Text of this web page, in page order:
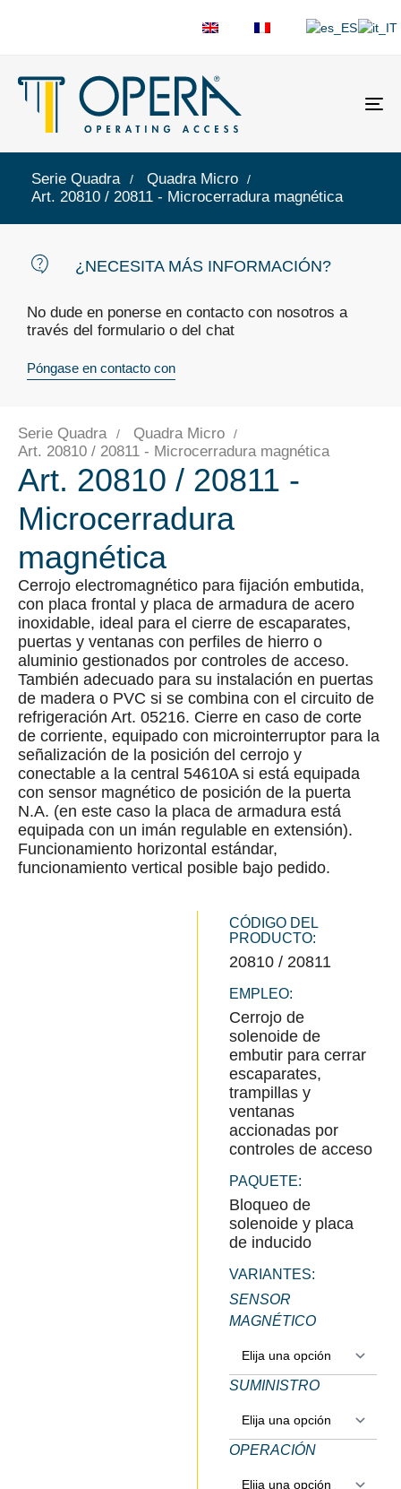
Serie Quadra
Quadra Micro
Art. 20810 / 20811 - Microcerradura magnética
¿NECESITA MÁS INFORMACIÓN?
No dude en ponerse en contacto con nosotros a
través del formulario o del chat
Póngase en contacto con
Serie Quadra
Quadra Micro
Art. 20810 / 20811 - Microcerradura magnética
Art. 20810 / 20811 -
Microcerradura
magnética
Cerrojo electromagnético para fijación embutida,
con placa frontal y placa de armadura de acero
inoxidable, ideal para el cierre de escaparates,
puertas y ventanas con perfiles de hierro o
aluminio gestionados por controles de acceso.
También adecuado para su instalación en puertas
de madera o PVC si se combina con el circuito de
refrigeración Art. 05216. Cierre en caso de corte
de corriente, equipado con microinterruptor para la
señalización de la posición del cerrojo y
conectable a la central 54610A si está equipada
con sensor magnético de posición de la puerta
N.A. (en este caso la placa de armadura está
equipada con un imán regulable en extensión).
Funcionamiento horizontal estándar,
funcionamiento vertical posible bajo pedido.
CÓDIGO DEL
PRODUCTO:
20810 / 20811
EMPLEO:
Cerrojo de
solenoide de
embutir para cerrar
escaparates,
trampillas y
ventanas
accionadas por
controles de acceso
PAQUETE:
Bloqueo de
solenoide y placa
de inducido
VARIANTES:
SENSOR
MAGNÉTICO
SUMINISTRO
OPERACIÓN